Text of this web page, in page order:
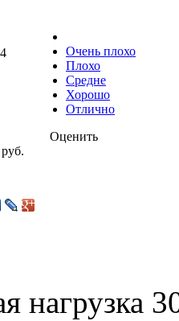
Очень плохо
Плохо
Средне
Хорошо
Отлично
Оценить
нагрузка